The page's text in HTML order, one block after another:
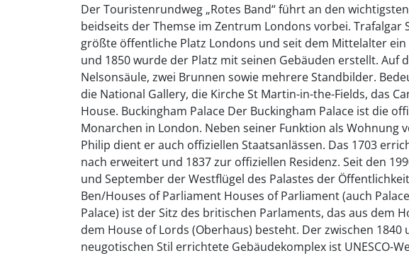
Der Touristenrundweg „Rotes Band“ führt an den
beidseits der Themse im Zentrum Londons vorbei. Trafalgar
größte öffentliche Platz Londons und seit dem Mittelalter
und 1850 wurde der Platz mit seinen Gebäuden erstellt. Auf
Nelsonsäule, zwei Brunnen sowie mehrere Standbilder.
die National Gallery, die Kirche St Martin-in-the-Fields, das
House. Buckingham Palace Der Buckingham Palace ist die
Monarchen in London. Neben seiner Funktion als Wohnung
Philip dient er auch offiziellen Staatsanlässen. Das 1703
nach erweitert und 1837 zur offiziellen Residenz. Seit den
und September der Westflügel des Palastes der
Ben/Houses of Parliament Houses of Parliament (auch
Palace) ist der Sitz des britischen Parlaments, das aus dem
dem House of Lords (Oberhaus) besteht. Der zwischen 1840
neugotischen Stil errichtete Gebäudekomplex ist UNESCO-